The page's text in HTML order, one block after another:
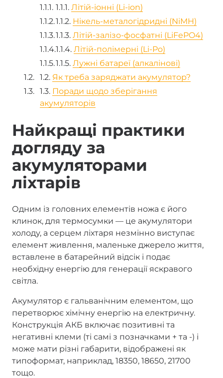
1.1.1. Літій-іонні (Li-ion)
1.1.2. Нікель-металогідридні (NiMH)
1.1.3. Літій-залізо-фосфатні (LiFePO4)
1.1.4. Літій-полімерні (Li-Po)
1.1.5. Лужні батареї (алкалінові)
1.2. Як треба заряджати акумулятор?
1.3. Поради щодо зберігання
акумуляторів
Найкращі практики
догляду за
акумуляторами
ліхтарів
Одним із головних елементів ножа є його
клинок, для термосумки — це акумулятори
холоду, а серцем ліхтаря незмінно виступає
елемент живлення, маленьке джерело життя,
вставлене в батарейний відсік і подає
необхідну енергію для генерації яскравого
світла.
Акумулятор є гальванічним елементом, що
перетворює хімічну енергію на електричну.
Конструкція АКБ включає позитивні та
негативні клеми (ті самі з позначками + та -) і
може мати різні габарити, відображені як
типоформат, наприклад, 18350, 18650, 21700
тощо.